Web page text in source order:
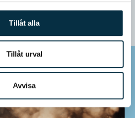
Tillåt alla
Tillåt urval
Avvisa
KÖP 249 KR
inspiration